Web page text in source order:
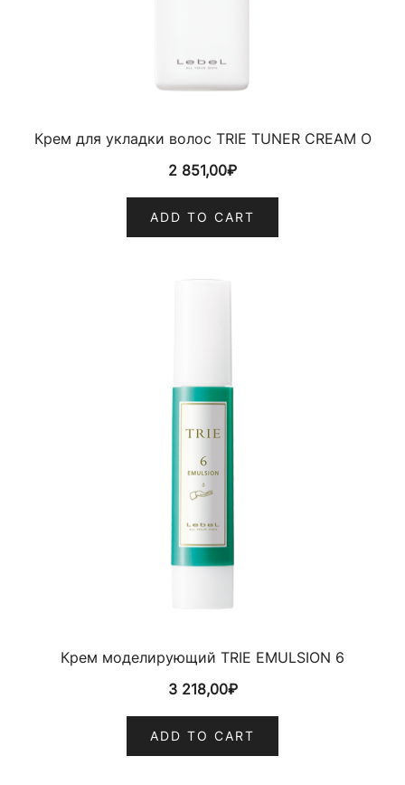
Крем для укладки волос TRIE TUNER CREAM O
2 851,00₽
ADD TO CART
Крем моделирующий TRIE EMULSION 6
3 218,00₽
ADD TO CART